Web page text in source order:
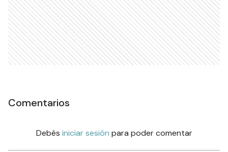
Comentarios
Debés iniciar sesión para poder comentar